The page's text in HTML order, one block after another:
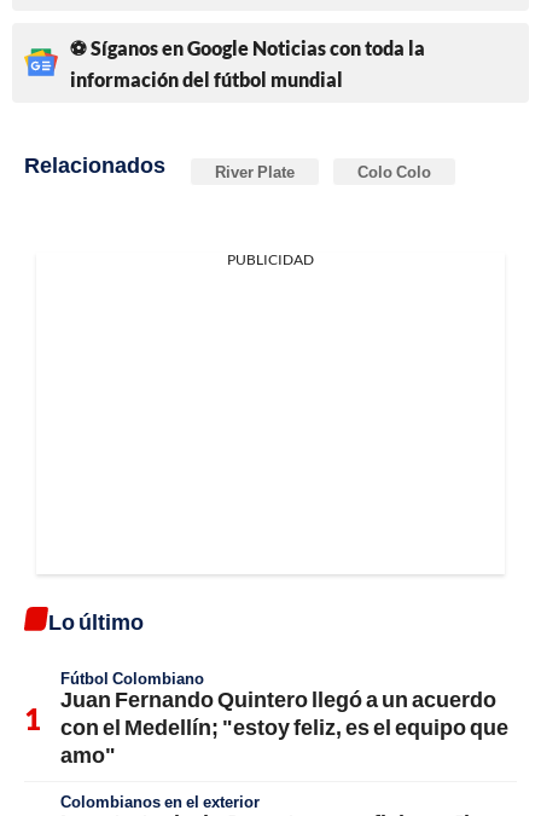
⚽ Síganos en Google Noticias con toda la
información del fútbol mundial
Relacionados River Plate Colo Colo
PUBLICIDAD
Lo último
Fútbol Colombiano
Juan Fernando Quintero llegó a un acuerdo
con el Medellín; "estoy feliz, es el equipo que
amo"
Colombianos en el exterior